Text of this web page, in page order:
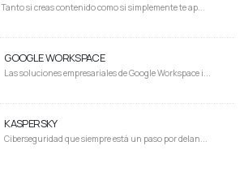
Tanto si creas contenido como si simplemente te ap...
GOOGLE WORKSPACE
Las soluciones empresariales de Google Workspace i...
KASPERSKY
Ciberseguridad que siempre está un paso por delan...